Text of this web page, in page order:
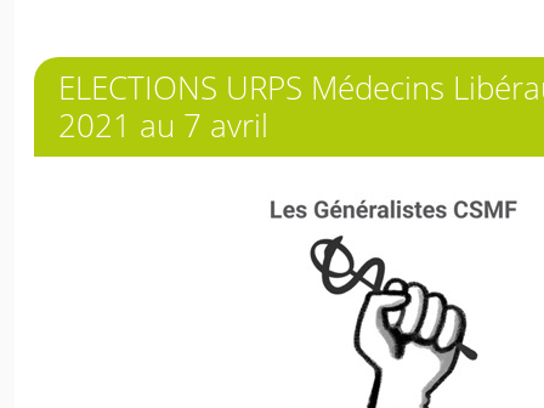
ELECTIONS URPS Médecins
2021 au 7 avril